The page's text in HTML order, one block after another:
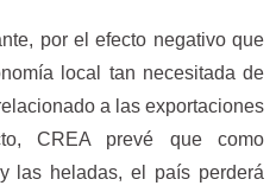
por el efecto negativo que
local tan necesitada de
a las exportaciones
CREA prevé que como
las heladas, el país perderá